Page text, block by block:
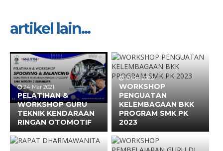
artikel lain...
24 Mar 2021
PELATIHAN &
WORKSHOP GURU
TEKNIK KENDARAAN
RINGAN OTOMOTIF
10 Oct 2023
WORKSHOP
PENGUATAN
KELEMBAGAAN BKK
PROGRAM SMK PK
2023